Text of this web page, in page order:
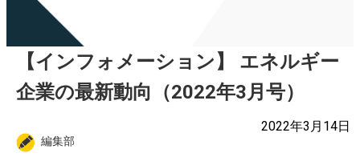
【インフォメーション】 エネルギー
企業の最新動向（2022年3月号）
2022年3月14日
編集部